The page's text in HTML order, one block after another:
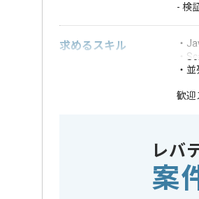
- 検
求めるスキル
・
・
・
歓迎
精
精算
支払
レバ
案